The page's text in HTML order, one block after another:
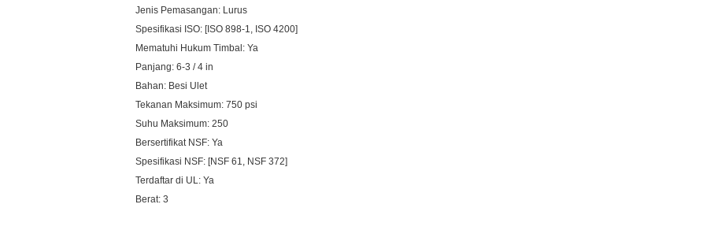
Jenis Pemasangan: Lurus
Spesifikasi ISO: [ISO 898-1, ISO 4200]
Mematuhi Hukum Timbal: Ya
Panjang: 6-3 / 4 in
Bahan: Besi Ulet
Tekanan Maksimum: 750 psi
Suhu Maksimum: 250
Bersertifikat NSF: Ya
Spesifikasi NSF: [NSF 61, NSF 372]
Terdaftar di UL: Ya
Berat: 3